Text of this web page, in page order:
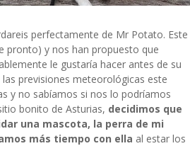
perfectamente de Mr Potato. Este
pronto) y nos han propuesto que
le gustaría hacer antes de su
previsiones meteorológicas este
y no sabíamos si nos lo podríamos
bonito de Asturias, decidimos que
una mascota, la perra de mi
más tiempo con ella al estar los